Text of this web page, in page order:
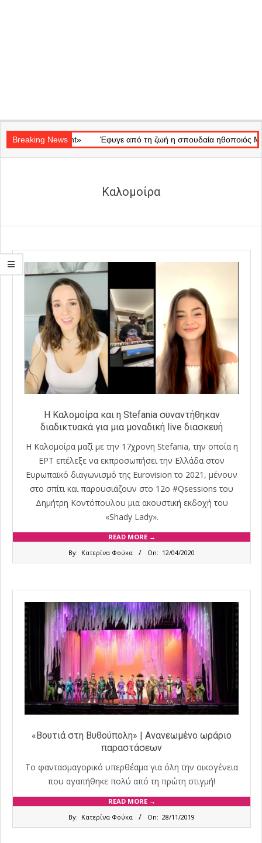
Navigation
Menu
Breaking News
of Light» Έφυγε από τη ζωή η σπουδαία ηθοποιός Μάρω
Καλομοίρα
Η Καλομοίρα και η Stefania συναντήθηκαν
διαδικτυακά για μια μοναδική live διασκευή
Η Καλομοίρα μαζί με την 17χρονη Stefania, την οποία η
ΕΡΤ επέλεξε να εκπροσωπήσει την Ελλάδα στον
Ευρωπαϊκό διαγωνισμό της Eurovision το 2021, μένουν
στο σπίτι και παρουσιάζουν στο 12ο #Qsessions του
Δημήτρη Κοντόπουλου μια ακουστική εκδοχή του
«Shady Lady».
READ MORE →
By: Κατερίνα Φούκα On: 12/04/2020
«Βουτιά στη Βυθούπολη» | Ανανεωμένο ωράριο
παραστάσεων
Το φαντασμαγορικό υπερθέαμα για όλη την οικογένεια
που αγαπήθηκε πολύ από τη πρώτη στιγμή!
READ MORE →
By: Κατερίνα Φούκα On: 28/11/2019